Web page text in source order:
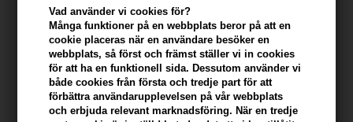
Vad använder vi cookies för?
Många funktioner på en webbplats beror på att en
cookie placeras när en användare besöker en
webbplats, så först och främst ställer vi in ​​cookies
för att ha en funktionell sida. Dessutom använder vi
både cookies från första och tredje part för att
förbättra användarupplevelsen på vår webbplats
och erbjuda relevant marknadsföring. När en tredje